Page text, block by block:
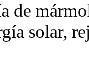
de
solar,